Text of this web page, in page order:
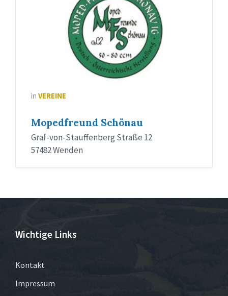
in VEREINE
Mopedfreund Schönau
Graf-von-Stauffenberg Straße 12
57482 Wenden
Wichtige Links
Kontakt
Impressum